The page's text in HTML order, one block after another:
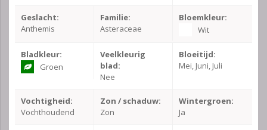
Geslacht:
Anthemis
Familie:
Asteraceae
Bloemkleur:
Wit
Bladkleur:
Groen
Veelkleurig
blad:
Nee
Bloeitijd:
Mei, Juni, Juli
Vochtigheid:
Vochthoudend
Zon / schaduw:
Zon
Wintergroen:
Ja